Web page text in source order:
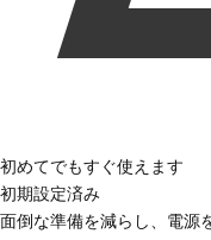
初めてでもすぐ使えます
初期設定済み
面倒な準備を減らし、電源